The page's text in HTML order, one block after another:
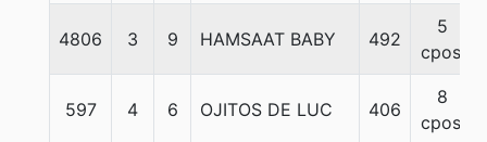
4806 3 9 HAMSAAT BABY 492
5
cpos.
597 4 6 OJITOS DE LUC 406
8
cpos.